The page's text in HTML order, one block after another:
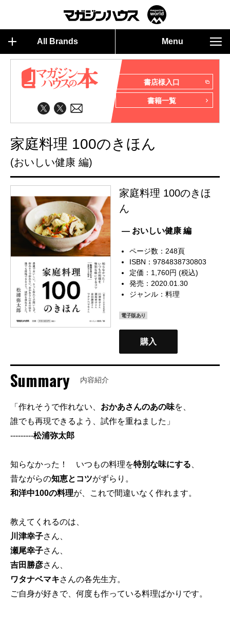
All Brands Menu
書店様入口
書籍一覧
家庭料理 100のきほん
(おいしい健康 編)
家庭料理 100のきほ
ん
— おいしい健康 編
ページ数：248頁
ISBN：9784838730803
定価：1,760円 (税込)
発売：2020.01.30
ジャンル：料理
電子版あり
購入
Summary 内容紹介
「作れそうで作れない、 おかあさんのあの味を、
誰でも再現できるよう、試作を重ねました」
---------松浦弥太郎
知らなかった！ いつもの料理を特別な味にする
昔ながらの知恵とコツがずらり。
和洋中100の料理が、これで間違いなく作れます。
教えてくれるのは、
川津幸子さん、
瀬尾幸子さん、
吉田勝彦さん、
ワタナベマキさんの各先生方。
ご自身が好きで、何度も作っている料理ばかりです。